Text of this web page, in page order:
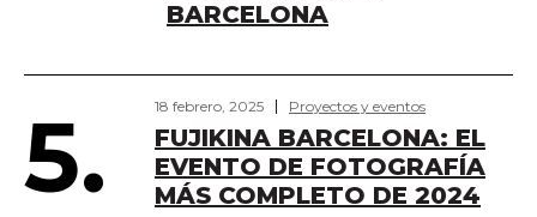
BARCELONA
5. 18 febrero, 2025 Proyectos y eventos
FUJIKINA BARCELONA: EL
EVENTO DE FOTOGRAFÍA
MÁS COMPLETO DE 2024